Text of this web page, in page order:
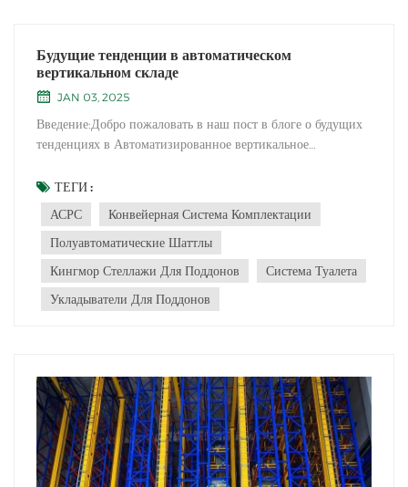
Будущие тенденции в автоматическом
вертикальном складе
JAN 03, 2025
Введение:Добро пожаловать в наш пост в блоге о будущих
тенденциях в Автоматизированное вертикальное
продвигаться, логистика и складская индустрия использует
автоматизацию для оптимизации эффективности,
использования пространства и общей эффективно...
ТЕГИ :
АСРС
Конвейерная Система Комплектации
Полуавтоматические Шаттлы
Кингмор Стеллажи Для Поддонов
Система Туалета
Укладыватели Для Поддонов